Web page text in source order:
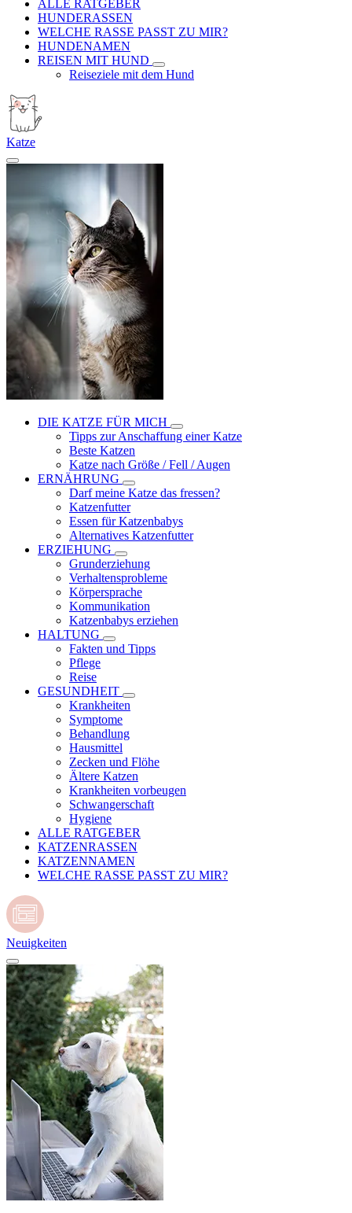
ALLE RATGEBER
HUNDERASSEN
WELCHE RASSE PASST ZU MIR?
HUNDENAMEN
REISEN MIT HUND
Reiseziele mit dem Hund
Katze
DIE KATZE FÜR MICH
Tipps zur Anschaffung einer Katze
Beste Katzen
Katze nach Größe / Fell / Augen
ERNÄHRUNG
Darf meine Katze das fressen?
Katzenfutter
Essen für Katzenbabys
Alternatives Katzenfutter
ERZIEHUNG
Grunderziehung
Verhaltensprobleme
Körpersprache
Kommunikation
Katzenbabys erziehen
HALTUNG
Fakten und Tipps
Pflege
Reise
GESUNDHEIT
Krankheiten
Symptome
Behandlung
Hausmittel
Zecken und Flöhe
Ältere Katzen
Krankheiten vorbeugen
Schwangerschaft
Hygiene
ALLE RATGEBER
KATZENRASSEN
KATZENNAMEN
WELCHE RASSE PASST ZU MIR?
Neuigkeiten